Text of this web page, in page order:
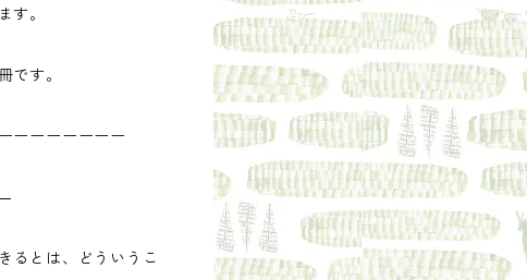
す。
です。
ーーーーーーー
るとは、どういうこ